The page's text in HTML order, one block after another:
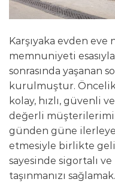
Karşıyaka evden eve
memnuniyeti
sonrasında yaşanan
kurulmuştur.
kolay, hızlı, güvenli
değerli
günden güne
etmesiyle birlikte
sayesinde sigortalı
taşınmanızı